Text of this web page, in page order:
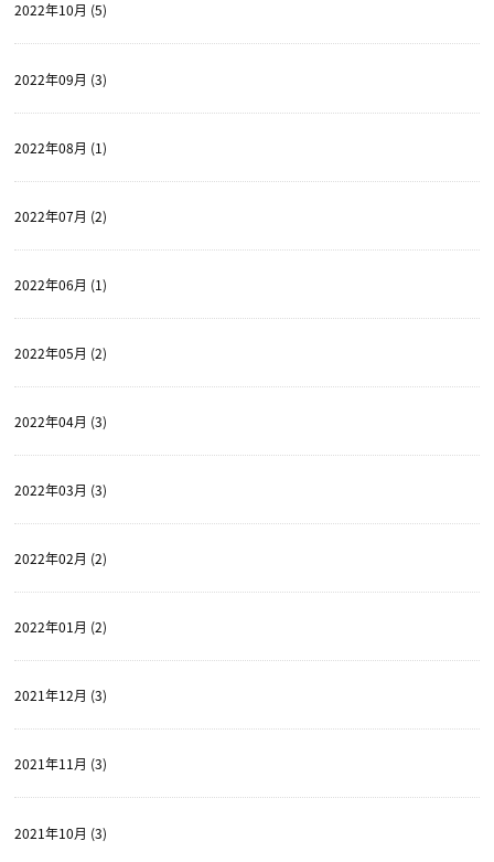
2022年10月 (5)
2022年09月 (3)
2022年08月 (1)
2022年07月 (2)
2022年06月 (1)
2022年05月 (2)
2022年04月 (3)
2022年03月 (3)
2022年02月 (2)
2022年01月 (2)
2021年12月 (3)
2021年11月 (3)
2021年10月 (3)